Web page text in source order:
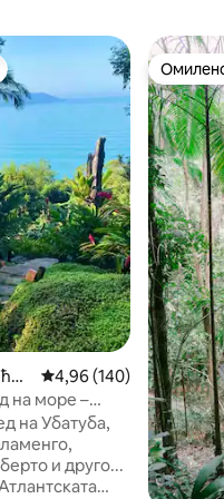
на гостите“
Просечна оцена: 4,96
4,96 (140)
на море –
на Убатуба,
и друго...